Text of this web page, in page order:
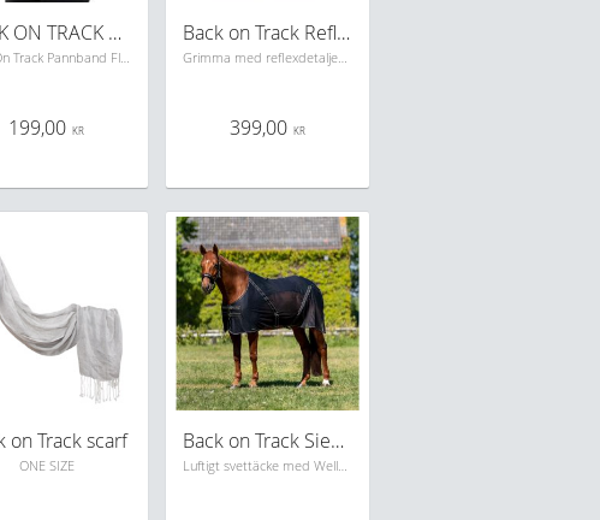
BACK ON TRACK PANNBAND
199,00 KR
Back on Track Reflexgrimma Werano
399,00 KR
on Track scarf
ONE SIZE
Back on Track Sienna Nättäcke